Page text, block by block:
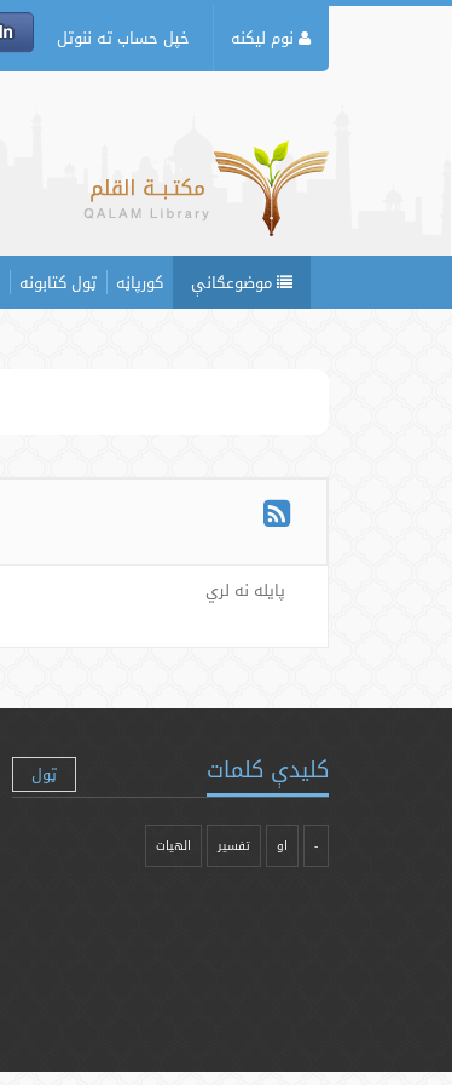
نوم لیکنه خپل حساب ته ننوتل
موضوعګانې کورپاڼه ټول کتابونه
پایله نه لري
کلیدې کلمات ټول
- او تفسیر الهیات